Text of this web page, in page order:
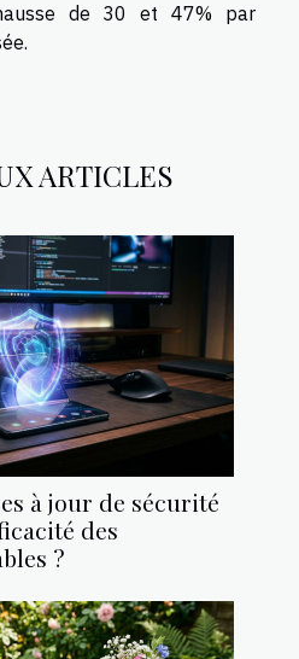
de 30 et 47% par
ARTICLES
à jour de sécurité
des
?